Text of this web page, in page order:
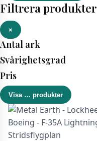
Filtrera produkter
×
Antal ark
Svårighetsgrad
Pris
Visa … produkter